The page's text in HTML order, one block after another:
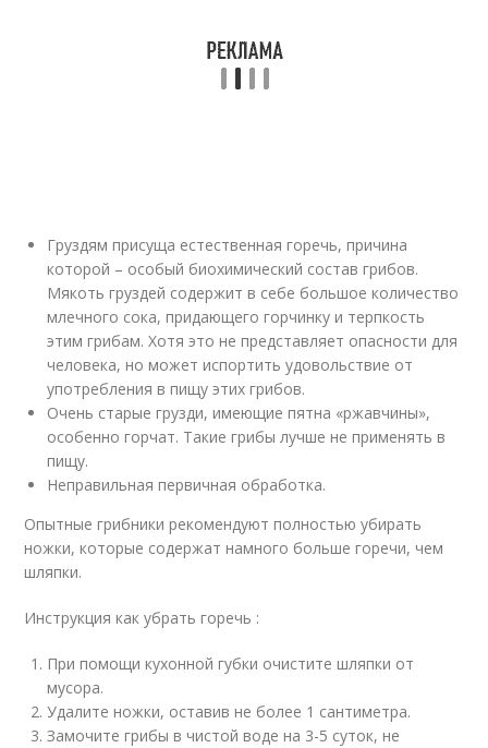
Груздям присуща естественная горечь, причина
которой – особый биохимический состав грибов.
Мякоть груздей содержит в себе большое количество
млечного сока, придающего горчинку и терпкость
этим грибам. Хотя это не представляет опасности для
человека, но может испортить удовольствие от
употребления в пищу этих грибов.
Очень старые грузди, имеющие пятна «ржавчины»,
особенно горчат. Такие грибы лучше не применять в
пищу.
Неправильная первичная обработка.
Опытные грибники рекомендуют полностью убирать
ножки, которые содержат намного больше горечи, чем
шляпки.
Инструкция как убрать горечь :
При помощи кухонной губки очистите шляпки от
мусора.
Удалите ножки, оставив не более 1 сантиметра.
Замочите грибы в чистой воде на 3-5 суток, не